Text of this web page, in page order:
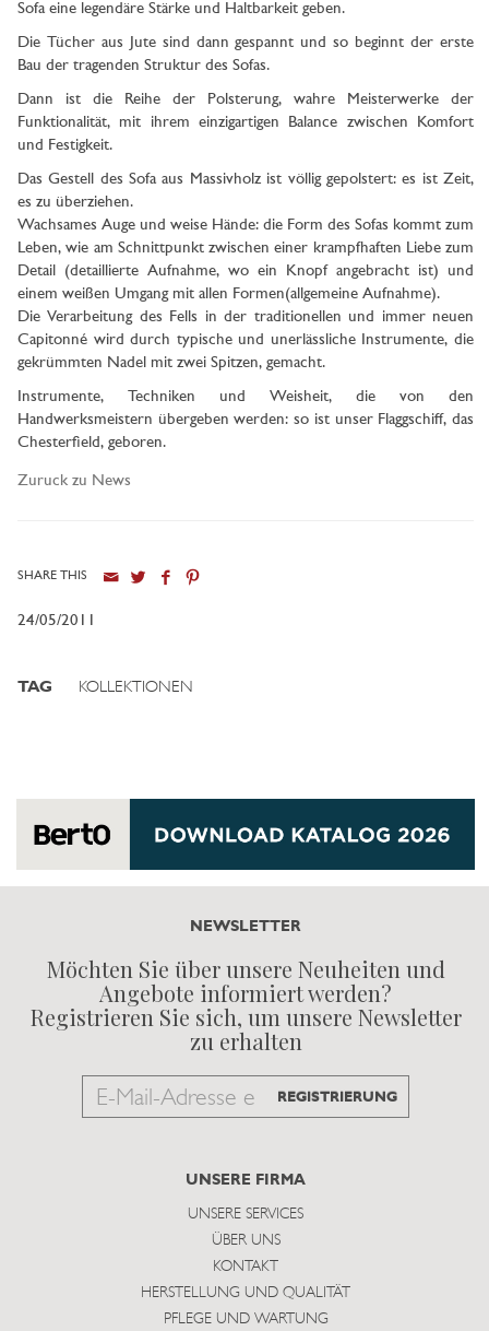
Sofa eine legendäre Stärke und Haltbarkeit geben.
Die Tücher aus Jute sind dann gespannt und so beginnt der erste
Bau der tragenden Struktur des Sofas.
Dann ist die Reihe der Polsterung, wahre Meisterwerke der
Funktionalität, mit ihrem einzigartigen Balance zwischen Komfort
und Festigkeit.
Das Gestell des Sofa aus Massivholz ist völlig gepolstert: es ist Zeit,
es zu überziehen.
Wachsames Auge und weise Hände: die Form des Sofas kommt zum
Leben, wie am Schnittpunkt zwischen einer krampfhaften Liebe zum
Detail (detaillierte Aufnahme, wo ein Knopf angebracht ist) und
einem weißen Umgang mit allen Formen(allgemeine Aufnahme).
Die Verarbeitung des Fells in der traditionellen und immer neuen
Capitonné wird durch typische und unerlässliche Instrumente, die
gekrümmten Nadel mit zwei Spitzen, gemacht.
Instrumente, Techniken und Weisheit, die von den
Handwerksmeistern übergeben werden: so ist unser Flaggschiff, das
Chesterfield, geboren.
Zuruck zu News
SHARE THIS
24/05/2011
TAG KOLLEKTIONEN
NEWSLETTER
Möchten Sie über unsere Neuheiten und
Angebote informiert werden?
Registrieren Sie sich, um unsere Newsletter
zu erhalten
Email
subscribe
REGISTRIERUNG
UNSERE FIRMA
UNSERE SERVICES
ÜBER UNS
KONTAKT
HERSTELLUNG UND QUALITÄT
PFLEGE UND WARTUNG